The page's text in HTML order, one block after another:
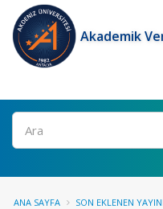
Akademik
Ara
ANA SAYFA SON EKLENEN